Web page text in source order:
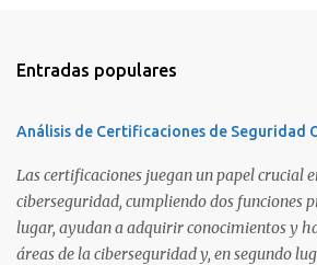
Entradas populares
Análisis de Certificaciones de Seguridad
Las certificaciones juegan un papel crucial
ciberseguridad, cumpliendo dos funciones
lugar, ayudan a adquirir conocimientos y
áreas de la ciberseguridad y, en segundo